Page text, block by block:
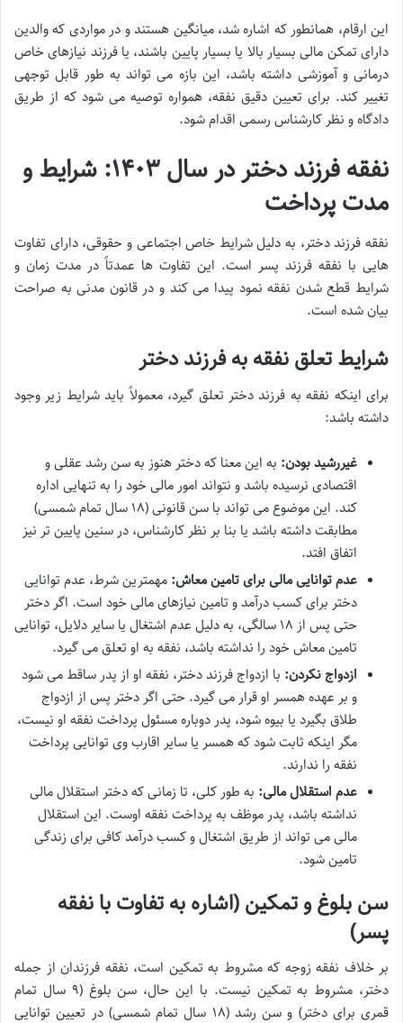
این ارقام، همانطور که اشاره شد، میانگین هستند و در مواردی که والدین
دارای تمکن مالی بسیار بالا یا بسیار پایین باشند، یا فرزند نیازهای خاص
درمانی و آموزشی داشته باشد، این بازه می تواند به طور قابل توجهی
تغییر کند. برای تعیین دقیق نفقه، همواره توصیه می شود که از طریق
دادگاه و نظر کارشناس رسمی اقدام شود.
نفقه فرزند دختر در سال ۱۴۰۳: شرایط و
مدت پرداخت
نفقه فرزند دختر، به دلیل شرایط خاص اجتماعی و حقوقی، دارای تفاوت
هایی با نفقه فرزند پسر است. این تفاوت ها عمدتاً در مدت زمان و
شرایط قطع شدن نفقه نمود پیدا می کند و در قانون مدنی به صراحت
بیان شده است.
شرایط تعلق نفقه به فرزند دختر
برای اینکه نفقه به فرزند دختر تعلق گیرد، معمولاً باید شرایط زیر وجود
داشته باشد:
غیررشید بودن: به این معنا که دختر هنوز به سن رشد عقلی و
اقتصادی نرسیده باشد و نتواند امور مالی خود را به تنهایی اداره
کند. این موضوع می تواند با سن قانونی (۱۸ سال تمام شمسی)
مطابقت داشته باشد یا بنا بر نظر کارشناس، در سنین پایین تر نیز
اتفاق افتد.
عدم توانایی مالی برای تامین معاش: مهمترین شرط، عدم توانایی
دختر برای کسب درآمد و تامین نیازهای مالی خود است. اگر دختر
حتی پس از ۱۸ سالگی، به دلیل عدم اشتغال یا سایر دلایل، توانایی
تامین معاش خود را نداشته باشد، نفقه به او تعلق می گیرد.
ازدواج نکردن: با ازدواج فرزند دختر، نفقه او از پدر ساقط می شود
و بر عهده همسر او قرار می گیرد. حتی اگر دختر پس از ازدواج
طلاق بگیرد یا بیوه شود، پدر دوباره مسئول پرداخت نفقه او نیست،
مگر اینکه ثابت شود که همسر یا سایر اقارب وی توانایی پرداخت
نفقه را ندارند.
عدم استقلال مالی: به طور کلی، تا زمانی که دختر استقلال مالی
نداشته باشد، پدر موظف به پرداخت نفقه اوست. این استقلال
مالی می تواند از طریق اشتغال و کسب درآمد کافی برای زندگی
تامین شود.
سن بلوغ و تمکین (اشاره به تفاوت با نفقه
پسر)
بر خلاف نفقه زوجه که مشروط به تمکین است، نفقه فرزندان از جمله
دختر، مشروط به تمکین نیست. با این حال، سن بلوغ (۹ سال تمام
قمری برای دختر) و سن رشد (۱۸ سال تمام شمسی) در تعیین توانایی